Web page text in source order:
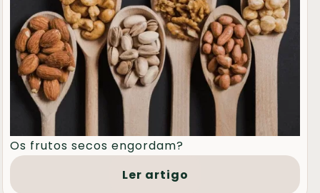
Os frutos secos engordam?
Ler artigo